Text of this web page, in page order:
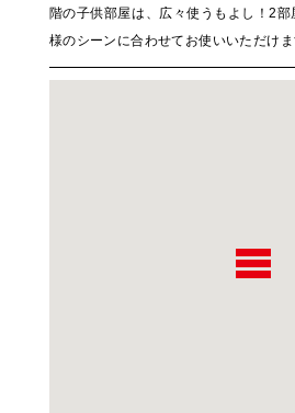
階の子供部屋は、広々使うもよし！2
様のシーンに合わせてお使いいただけま